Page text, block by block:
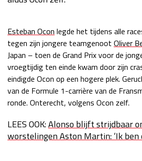
Kwalificatie
Race
Kwalificatie
Race
GP QATAR 2026
GP ABU DHABI 2026
Kwalificatie
Esteban Ocon legde het tijdens alle
tegen zijn jongere teamgenoot Oliver
Japan – toen de Grand Prix voor de
vroegtijdig ten einde kwam door zijn
eindigde Ocon op een hogere plek.
van de Formule 1-carrière van de
ronde. Onterecht, volgens Ocon zelf.
LEES OOK:Alonso blijft strijdbaar
worstelingen Aston Martin: ‘Ik ben